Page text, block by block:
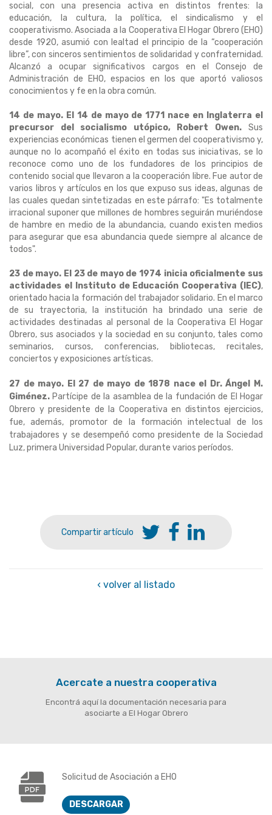
social, con una presencia activa en distintos frentes: la
educación, la cultura, la política, el sindicalismo y el
cooperativismo. Asociada a la Cooperativa El Hogar Obrero (EHO)
desde 1920, asumió con lealtad el principio de la “cooperación
libre”, con sinceros sentimientos de solidaridad y confraternidad.
Alcanzó a ocupar significativos cargos en el Consejo de
Administración de EHO, espacios en los que aportó valiosos
conocimientos y fe en la obra común.
14 de mayo. El 14 de mayo de 1771 nace en Inglaterra el
precursor del socialismo utópico, Robert Owen. Sus
experiencias económicas tienen el germen del cooperativismo y,
aunque no lo acompañó el éxito en todas sus iniciativas, se lo
reconoce como uno de los fundadores de los principios de
contenido social que llevaron a la cooperación libre. Fue autor de
varios libros y artículos en los que expuso sus ideas, algunas de
las cuales quedan sintetizadas en este párrafo: "Es totalmente
irracional suponer que millones de hombres seguirán muriéndose
de hambre en medio de la abundancia, cuando existen medios
para asegurar que esa abundancia quede siempre al alcance de
todos".
23 de mayo. El 23 de mayo de 1974 inicia oficialmente sus
actividades el Instituto de Educación Cooperativa (IEC),
orientado hacia la formación del trabajador solidario. En el marco
de su trayectoria, la institución ha brindado una serie de
actividades destinadas al personal de la Cooperativa El Hogar
Obrero, sus asociados y la sociedad en su conjunto, tales como
seminarios, cursos, conferencias, bibliotecas, recitales,
conciertos y exposiciones artísticas.
27 de mayo. El 27 de mayo de 1878 nace el Dr. Ángel M.
Giménez. Partícipe de la asamblea de la fundación de El Hogar
Obrero y presidente de la Cooperativa en distintos ejercicios,
fue, además, promotor de la formación intelectual de los
trabajadores y se desempeñó como presidente de la Sociedad
Luz, primera Universidad Popular, durante varios períodos.
Compartir artículo
‹ volver al listado
Acercate a nuestra cooperativa
Encontrá aquí la documentación necesaria para
asociarte a El Hogar Obrero
Solicitud de Asociación a EHO
DESCARGAR